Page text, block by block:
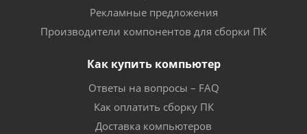
Рекламные предложения
Производители компонентов для сборки ПК
Как купить компьютер
Ответы на вопросы – FAQ
Как оплатить сборку ПК
Доставка компьютеров